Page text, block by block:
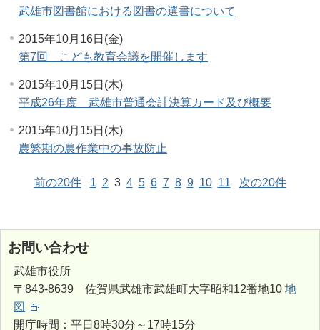
武雄市図書館における図書の選書について
2015年10月16日(金)
第7回 こども教育会議を開催します
2015年10月15日(木)
平成26年度 武雄市普通会計決算カード及び概要
2015年10月15日(木)
農繁期の農作業中の事故防止
前の20件 1 2 3 4 5 6 7 8 9 10 11 次の20件
お問い合わせ
武雄市役所
〒843-8639 佐賀県武雄市武雄町大字昭和12番地10 地
図
開庁時間：平日8時30分～17時15分